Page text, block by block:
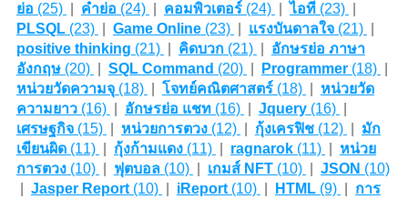
ย่อ (25) คำย่อ (24) คอมพิวเตอร์(24) |ไอที(23)
PLSQL(23) Game Online(23) แรงบันดาลใจ(21)
positive thinking (21) คิดบวก(21)
อักษรย่อ ภาษา
อังกฤษ(20) SQL Command (20) Programmer(18)
หน่วยวัดความจุ(18) โจทย์คณิตศาสตร์(18)
หน่วยวัด
ความยาว(16) อักษรย่อ แชท(16) Jquery(16)
เศรษฐกิจ(15) หน่วยการตวง(12) กุ้งเครฟิช(12)
มัก
เขียนผิด(11) กุ้งก้ามแดง(11) ragnarok(11)
หน่วย
การตวง(10) ฟุตบอล(10) เกมส์ NFT(10) JSON (10)
Jasper Report(10) iReport(10) HTML(9)
การ